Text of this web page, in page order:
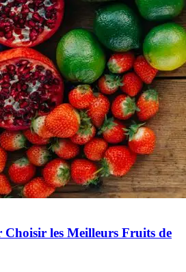
les Meilleurs Fruits de